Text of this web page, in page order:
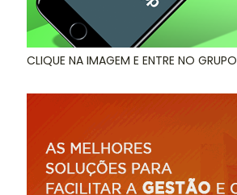
CLIQUE NA IMAGEM E ENTRE NO GRUPO